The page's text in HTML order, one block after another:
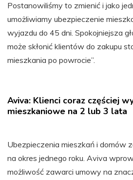
Postanowiliśmy to zmienić i jako
umożliwiamy ubezpieczenie
wyjazdu do 45 dni. Spokojniejsza
może skłonić klientów do zakupu
mieszkania po powrocie”.
Aviva: Klienci coraz częściej
mieszkaniowe na 2 lub 3 lata
Ubezpieczenia mieszkań i domów
na okres jednego roku. Aviva
możliwość zawarci umowy na